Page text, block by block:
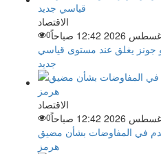
الاقتصاد
0
جونز يغلق عند مستوى قياسي
جديد
الاقتصاد
0
في المفاوضات بشأن مضيق
هرمز